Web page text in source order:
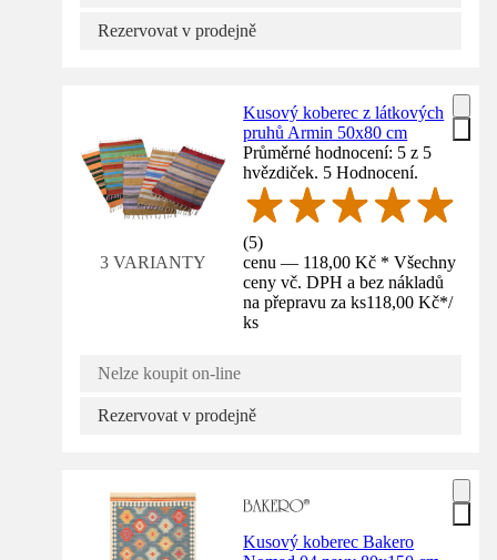
Rezervovat v prodejně
3 VARIANTY
Kusový koberec z látkových
pruhů Armin 50x80 cm
Průměrné hodnocení: 5 z 5
hvězdiček. 5 Hodnocení.
(5)
cenu — 118,00 Kč * Všechny
ceny vč. DPH a bez nákladů
na přepravu za ks118,00 Kč*/
ks
Nelze koupit on-line
Rezervovat v prodejně
Kusový koberec Bakero